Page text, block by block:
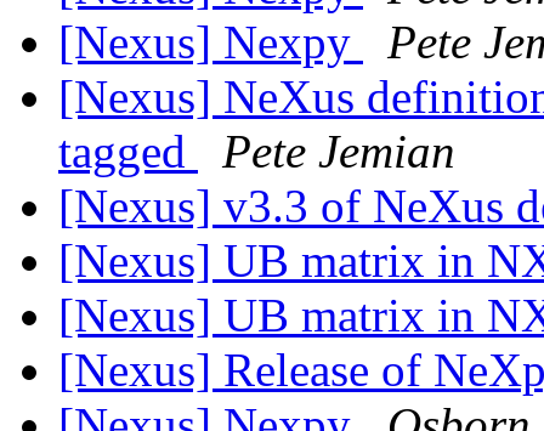
[Nexus] Nexpy
Pete
[Nexus] NeXus
tagged
Pete Jemian
[Nexus] v3.3 of NeXus
[Nexus] UB matrix in
[Nexus] UB matrix in
[Nexus] Release of